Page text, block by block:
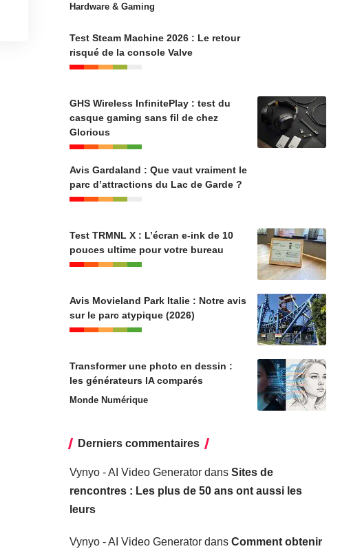
Hardware & Gaming
Test Steam Machine 2026 : Le retour
risqué de la console Valve
GHS Wireless InfinitePlay : test du
casque gaming sans fil de chez
Glorious
Avis Gardaland : Que vaut vraiment le
parc d’attractions du Lac de Garde ?
Test TRMNL X : L’écran e-ink de 10
pouces ultime pour votre bureau
Avis Movieland Park Italie : Notre avis
sur le parc atypique (2026)
Transformer une photo en dessin :
les générateurs IA comparés
Monde Numérique
Derniers commentaires
Vynyo - AI Video Generatordans Sites de
rencontres : Les plus de 50 ans ont aussi les
leurs
Vynyo - AI Video Generatordans Comment obtenir